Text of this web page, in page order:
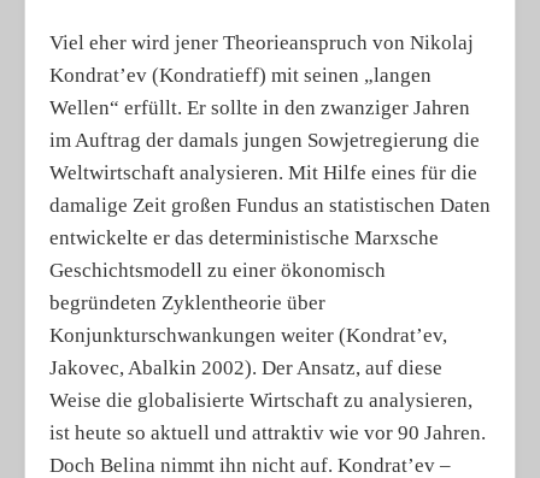
Viel eher wird jener Theorieanspruch von Nikolaj
Kondrat’ev (Kondratieff) mit seinen „langen
Wellen“ erfüllt. Er sollte in den zwanziger Jahren
im Auftrag der damals jungen Sowjetregierung die
Weltwirtschaft analysieren. Mit Hilfe eines für die
damalige Zeit großen Fundus an statistischen Daten
entwickelte er das deterministische Marxsche
Geschichtsmodell zu einer ökonomisch
begründeten Zyklentheorie über
Konjunkturschwankungen weiter (Kondrat’ev,
Jakovec, Abalkin 2002). Der Ansatz, auf diese
Weise die globalisierte Wirtschaft zu analysieren,
ist heute so aktuell und attraktiv wie vor 90 Jahren.
Doch Belina nimmt ihn nicht auf. Kondrat’ev –